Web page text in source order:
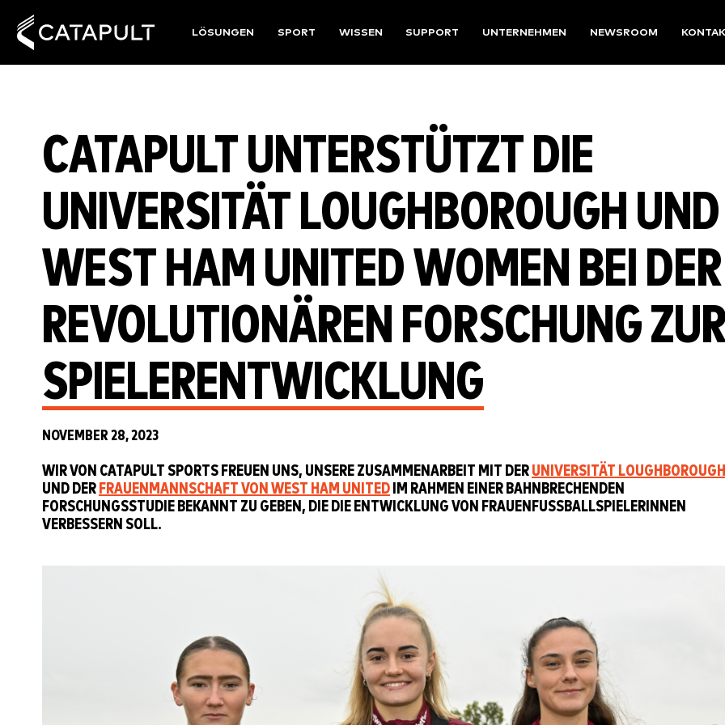
LÖSUNGEN SPORT WISSEN SUPPORT UNTERNEHMEN NEWSROOM
CATAPULT UNTERSTÜTZT DIE
UNIVERSITÄT LOUGHBOROUGH UND
WEST HAM UNITED WOMEN BEI DER
REVOLUTIONÄREN FORSCHUNG
SPIELERENTWICKLUNG
NOVEMBER 28, 2023
WIR VON CATAPULT SPORTS FREUEN UNS, UNSERE ZUSAMMENARBEIT MIT DER UNIVERSITÄT LOUGHBOROUGH
UND DER FRAUENMANNSCHAFT VON WEST HAM UNITED IM RAHMEN EINER BAHNBRECHENDEN
FORSCHUNGSSTUDIE BEKANNT ZU GEBEN, DIE DIE ENTWICKLUNG VON FRAUENFUSSBALLSPIELERINNEN V
ERBESSERN SOLL.